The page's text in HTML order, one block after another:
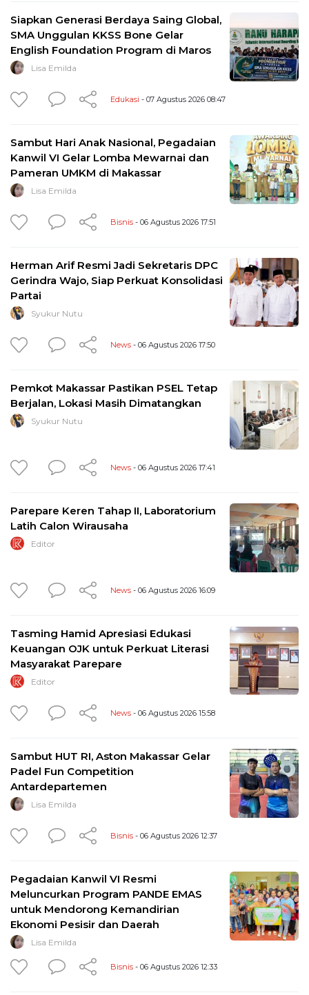
Siapkan Generasi Berdaya Saing Global,
SMA Unggulan KKSS Bone Gelar
English Foundation Program di Maros
Lisa Emilda
Edukasi - 07 Agustus 2026 08:47
Sambut Hari Anak Nasional, Pegadaian
Kanwil VI Gelar Lomba Mewarnai dan
Pameran UMKM di Makassar
Lisa Emilda
Bisnis - 06 Agustus 2026 17:51
Herman Arif Resmi Jadi Sekretaris DPC
Gerindra Wajo, Siap Perkuat Konsolidasi
Partai
Syukur Nutu
News - 06 Agustus 2026 17:50
Pemkot Makassar Pastikan PSEL Tetap
Berjalan, Lokasi Masih Dimatangkan
Syukur Nutu
News - 06 Agustus 2026 17:41
Parepare Keren Tahap II, Laboratorium
Latih Calon Wirausaha
Editor
News - 06 Agustus 2026 16:09
Tasming Hamid Apresiasi Edukasi
Keuangan OJK untuk Perkuat Literasi
Masyarakat Parepare
Editor
News - 06 Agustus 2026 15:58
Sambut HUT RI, Aston Makassar Gelar
Padel Fun Competition
Antardepartemen
Lisa Emilda
Bisnis - 06 Agustus 2026 12:37
Pegadaian Kanwil VI Resmi
Meluncurkan Program PANDE EMAS
untuk Mendorong Kemandirian
Ekonomi Pesisir dan Daerah
Lisa Emilda
Bisnis - 06 Agustus 2026 12:33